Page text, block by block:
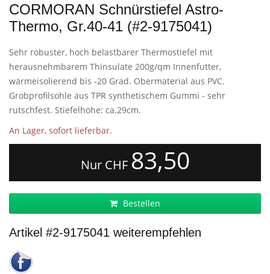
CORMORAN Schnürstiefel Astro-
Thermo, Gr.40-41 (#2-9175041)
Sehr robuster, hoch belastbarer Thermostiefel mit
herausnehmbarem Thinsulate 200g/qm Innenfutter,
wärmeisolierend bis -20 Grad. Obermaterial aus PVC.
Grobprofilsohle aus TPR synthetischem Gummi - sehr
rutschfest. Stiefelhöhe: ca.29cm.
An Lager, sofort lieferbar.
Nur CHF 83,50
Bestellen
Artikel #2-9175041 weiterempfehlen